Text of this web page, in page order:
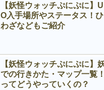
【妖怪ウォッチぷにぷに】U
O入手場所やステータス！
わざなどもご紹介
【妖怪ウォッチぷにぷに】
での行きかた・マップ一覧
ってどうやっていくの？